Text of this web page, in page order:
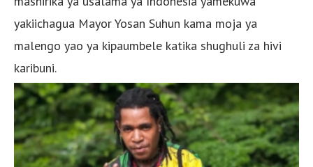
yakiichagua Mayor Yosan Suhun kama moja ya
malengo yao ya kipaumbele katika shughuli za hivi
karibuni.